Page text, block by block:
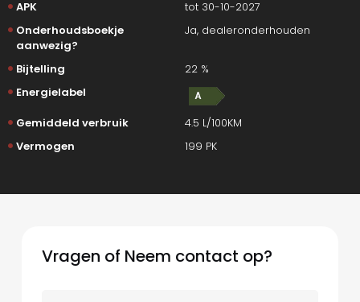
APK
tot 30-10-2027
Onderhoudsboekje
aanwezig?
Ja, dealeronderhouden
Bijtelling
22 %
Energielabel
Gemiddeld verbruik
4.5 L/100KM
Vermogen
199 PK
Vragen of Neem contact op?